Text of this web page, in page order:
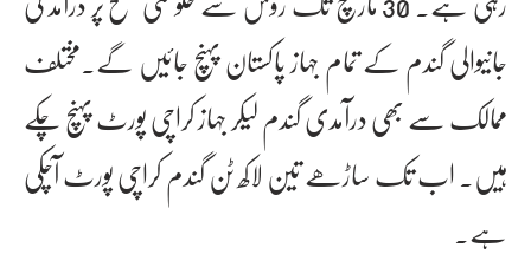
جانیوالی گندم کے تمام جہاز پاکستان پہنچ جائیں گے۔مختلف
ممالک سے بھی درآمدی گندم لیکر جہاز کراچی پورٹ پہنچ چکے
ہیں۔ اب تک ساڑھے تین لاکھ ٹن گندم کراچی پورٹ آچکی
ہے۔